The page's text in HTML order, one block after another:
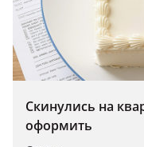
Скинулись на
оформить